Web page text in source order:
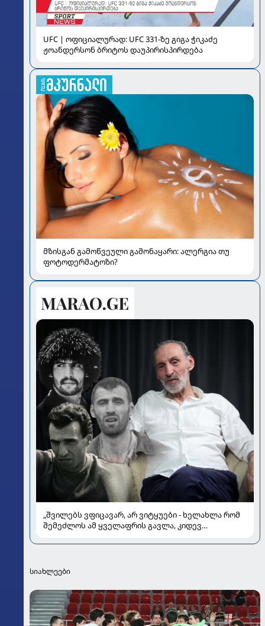
UFC | ოფიციალურად: UFC 331-ზე გიგა ჭიკაძე
ჟოანდერსონ ბრიტოს დაუპირისპირდება
მზისგან გამოწვეული გამონაყარი: ალერგია თუ
ფოტოდერმატოზი?
„შვილებს ვფიცავარ, არ ვიტყუები - ხელახლა რომ
შემეძლოს ამ ყველაფრის გავლა, კიდევ
და კარიერულ გარდატეხაზე
სიახლეები